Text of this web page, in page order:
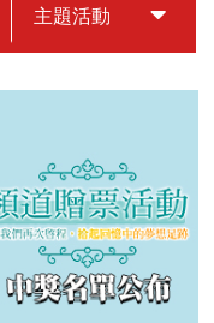
主題活動 中獎名